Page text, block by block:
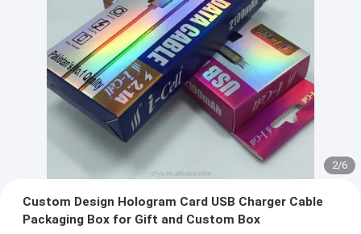
2/6
Custom Design Hologram Card USB Charger Cable
Packaging Box for Gift and Custom Box